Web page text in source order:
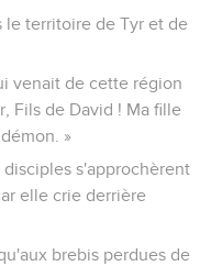
le territoire de Tyr et de
venait de cette région
Fils de David ! Ma fille
»
s'approchèrent
elle crie derrière
brebis perdues de